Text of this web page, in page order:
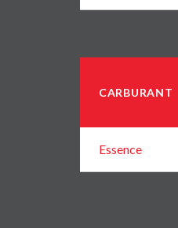
CARBURANT
Essence